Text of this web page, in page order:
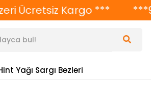
Ücretsiz Kargo ***
Yağı Sargı Bezleri